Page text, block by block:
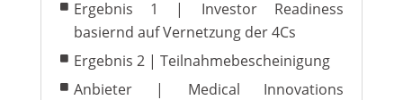
Ergebnis 1 | Investor Readiness
basiernd auf Vernetzung der 4Cs
Ergebnis 2 | Teilnahmebescheinigung
Anbieter | Medical Innovations